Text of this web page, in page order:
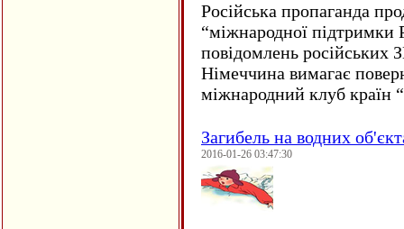
Російська пропаганда
“міжнародної підтримки
повідомлень російських
Німеччина вимагає
міжнародний клуб країн
Загибель на водних
2016-01-26 03:47:30